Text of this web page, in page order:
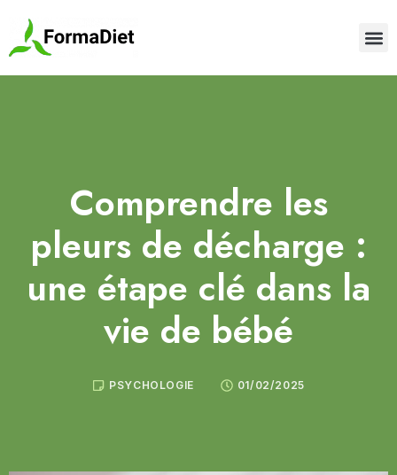
Comprendre les
pleurs de décharge :
une étape clé dans la
vie de bébé
PSYCHOLOGIE 01/02/2025